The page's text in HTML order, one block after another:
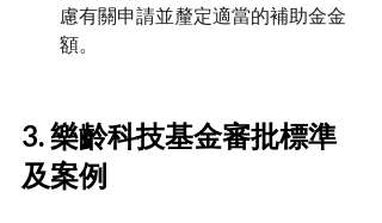
慮有關申請並釐定適當的補助金金
額。
3. 樂齡科技基金審批標準
及案例